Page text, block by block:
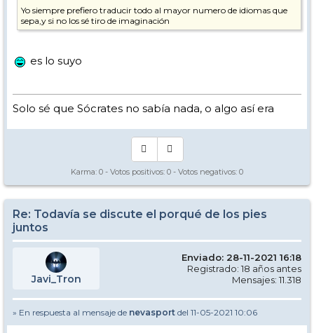
Yo siempre prefiero traducir todo al mayor numero de idiomas que
sepa,y si no los sé tiro de imaginación
es lo suyo
Solo sé que Sócrates no sabía nada, o algo así era
Karma: 0 - Votos positivos: 0 - Votos negativos: 0
Re: Todavía se discute el porqué de los pies
juntos
Javi_Tron
Enviado: 28-11-2021 16:18
Registrado: 18 años antes
Mensajes: 11.318
» En respuesta al mensaje de nevasport del 11-05-2021 10:06